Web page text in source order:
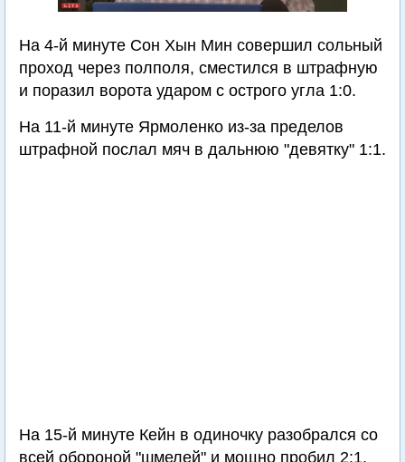
На 4-й минуте Сон Хын Мин совершил сольный
проход через полполя, сместился в штрафную
и поразил ворота ударом с острого угла 1:0.
На 11-й минуте Ярмоленко из-за пределов
штрафной послал мяч в дальнюю "девятку" 1:1.
На 15-й минуте Кейн в одиночку разобрался со
всей обороной "шмелей" и мощно пробил 2:1.